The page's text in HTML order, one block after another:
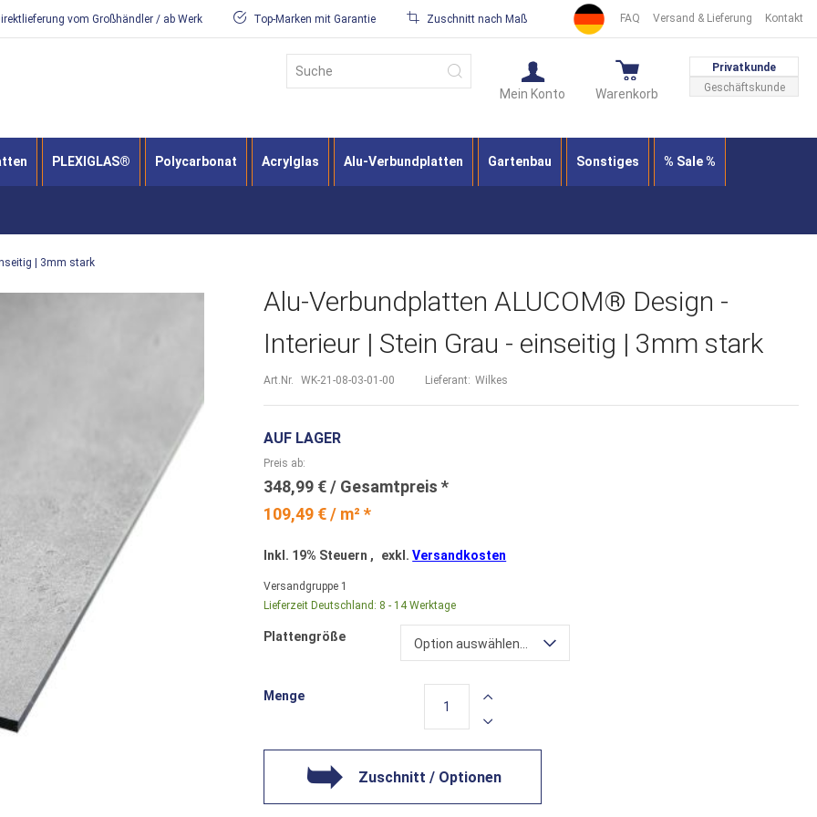
FAQ Versand & Lieferung Kontakt
vom Großhändler / ab Werk Top-Marken mit Garantie Zuschnitt nach Maß
Privatkunde
Geschäftskunde
Warenkorb
Mein Konto
Suche
PLEXIGLAS® Polycarbonat Acrylglas Alu-Verbundplatten Gartenbau Sonstiges % Sale %
| 3mm stark
Alu-Verbundplatten ALUCOM® Design -
Interieur | Stein Grau - einseitig | 3mm stark
Art.Nr. WK-21-08-03-01-00 Lieferant: Wilkes
AUF LAGER
109,49 € / m² *
Preis ab
348,99 €
Inkl. 19% Steuern , exkl.Versandkosten
Versandgruppe 1
Lieferzeit Deutschland: 8 - 14 Werktage
Plattengröße Option auswählen...
Menge
Zuschnitt / Optionen